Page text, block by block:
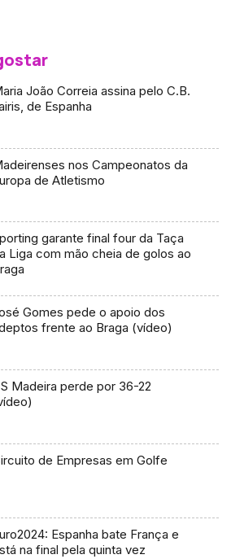
João Correia assina pelo C.B.
de Espanha
nos Campeonatos da
de Atletismo
garante final four da Taça
Liga com mão cheia de golos ao
Gomes pede o apoio dos
frente ao Braga (vídeo)
Madeira perde por 36-22
de Empresas em Golfe
Espanha bate França e
na final pela quinta vez